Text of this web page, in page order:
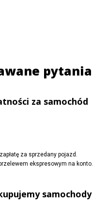
pytania
za samochód
za sprzedany pojazd.
ekspresowym na konto.
samochody